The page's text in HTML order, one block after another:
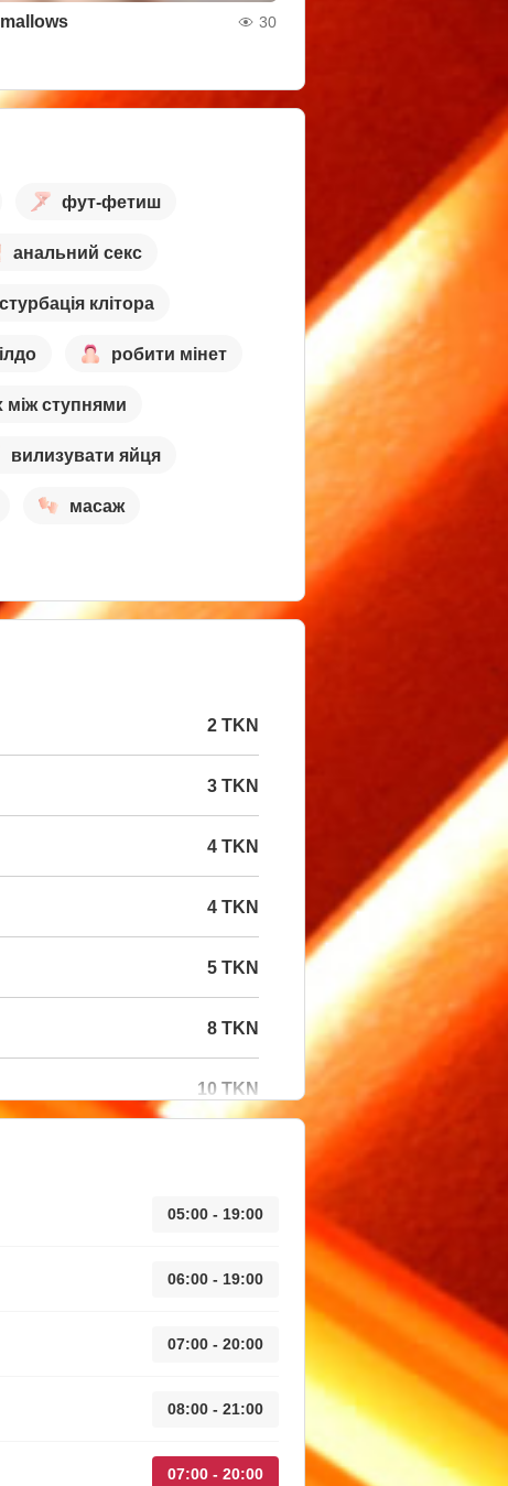
30
фут-фетиш
анальний секс
клітора
робити мінет
між ступнями
вилизувати яйця
масаж
2 TKN
3 TKN
4 TKN
4 TKN
5 TKN
8 TKN
10 TKN
05:00 - 19:00
06:00 - 19:00
07:00 - 20:00
08:00 - 21:00
07:00 - 20:00